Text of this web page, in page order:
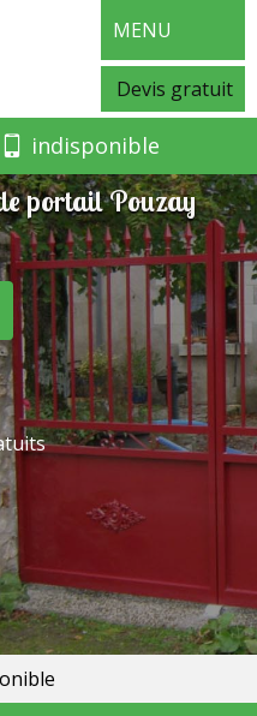
MENU
Devis gratuit
indisponible
portail Pouzay